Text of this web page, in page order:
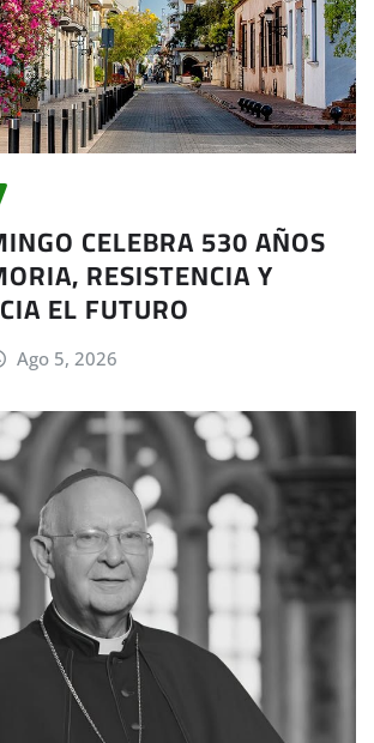
CELEBRA 530 AÑOS
RESISTENCIA Y
EL FUTURO
Ago 5, 2026